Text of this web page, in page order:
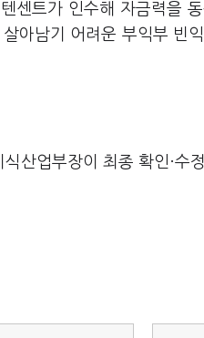
센트가 인수해 자금력을
아남기 어려운 부익부 빈
산업부장이 최종 확인·수